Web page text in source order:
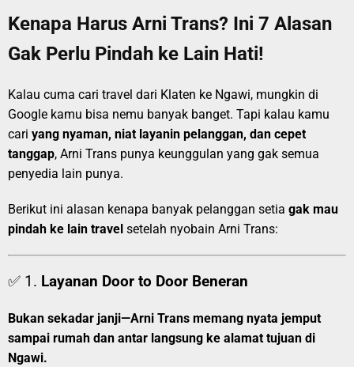
Kenapa Harus Arni Trans? Ini 7 Alasan
Gak Perlu Pindah ke Lain Hati!
Kalau cuma cari travel dari Klaten ke Ngawi, mungkin di
Google kamu bisa nemu banyak banget. Tapi kalau kamu
cari yang nyaman, niat layanin pelanggan, dan cepet
tanggap, Arni Trans punya keunggulan yang gak semua
penyedia lain punya.
Berikut ini alasan kenapa banyak pelanggan setia gak mau
pindah ke lain travel setelah nyobain Arni Trans:
✅ 1. Layanan Door to Door Beneran
Bukan sekadar janji—Arni Trans memang nyata jemput
sampai rumah dan antar langsung ke alamat tujuan di
Ngawi.